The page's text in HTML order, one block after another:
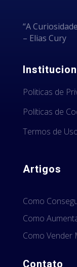
“A
– Elias Cury
Politicas de
Políticas de
Termos de
Artigos
Como
Como
Como Vender
Contato